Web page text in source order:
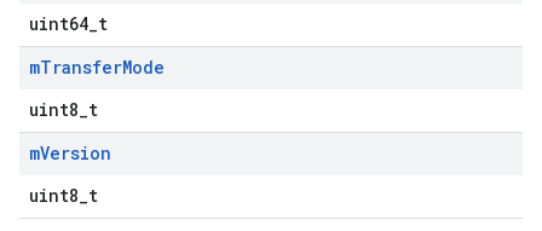
uint64_t
mTransferMode
uint8_t
mVersion
uint8_t